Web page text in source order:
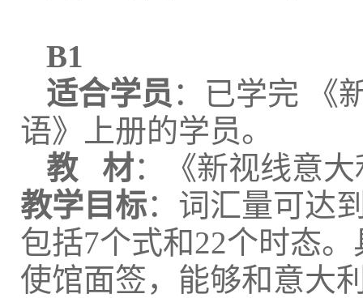
B1
适合学员 ：已学完 《
语》上册的学员。
教 材：《新视线意
教学目标：词汇量可达
包括7个式和22个时态
使馆面签，能够和意大